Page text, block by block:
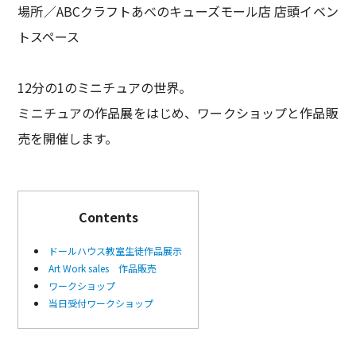
場所／ABCクラフトあべのキューズモール店 店頭イベン
トスペース
12分の1のミニチュアの世界。
ミニチュアの作品展をはじめ、ワークショップと作品販
売を開催します。
Contents
ドールハウス教室生徒作品展示
Art Work sales 作品販売
ワークショップ
当日受付ワークショップ